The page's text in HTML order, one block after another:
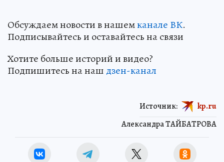
Обсуждаем новости в нашемканале ВК.
Подписывайтесь и оставайтесь на связи
Хотите больше историй и видео?
Подпишитесь на наш дзен-канал
Александра ТАЙБАТРОВА
Источник: kp.ru